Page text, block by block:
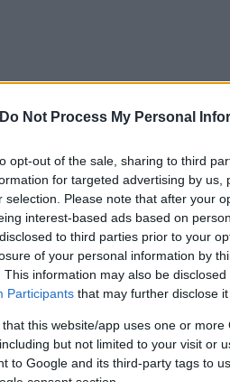
Do Not Process My Personal
opt-out of the sale, sharing to third
for targeted advertising by
selection. Please note that after your
interest-based ads based on
to third parties prior to your
of your personal information by
This information may also be
Participants that may further disclose
that this website/app uses one or
but not limited to your visit or
to Google and its third-party tags to
consent section.
ΠΑΝΤΖΑΡΙΑ
σπανάκι, μπορεί να
των τεύτλων έχει βρεθεί
ότι ανοίγουν τα